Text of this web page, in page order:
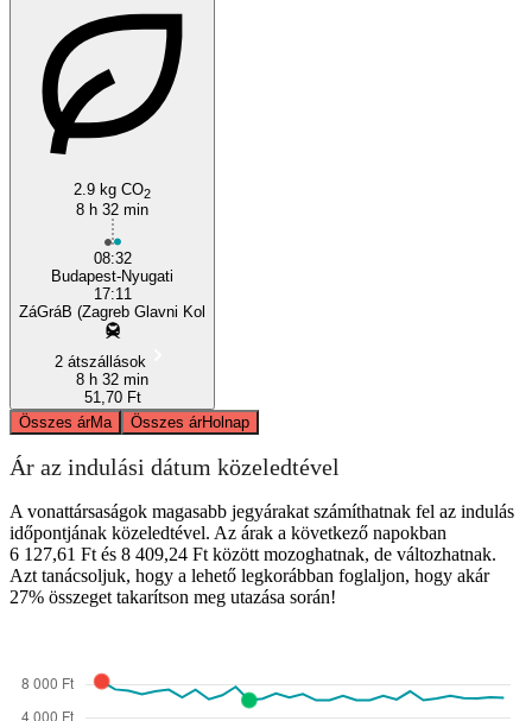
2.9 kg CO2
8 h 32 min
08:32
Budapest-Nyugati
17:11
ZáGráB (Zagreb Glavni Kol
2 átszállások
8 h 32 min
51,70 Ft
Összes árMa Összes árHolnap
Ár az indulási dátum közeledtével
A vonattársaságok magasabb jegyárakat számíthatnak fel az indulás
időpontjának közeledtével. Az árak a következő napokban
6 127,61 Ft és 8 409,24 Ft között mozoghatnak, de változhatnak.
Azt tanácsoljuk, hogy a lehető legkorábban foglaljon, hogy akár
27% összeget takarítson meg utazása során!